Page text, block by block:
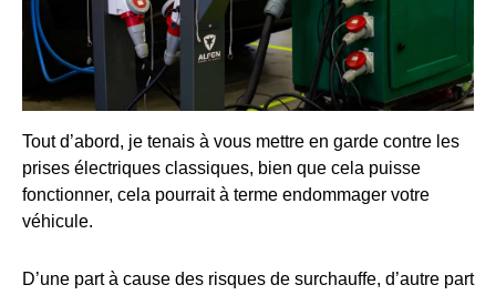
Tout d’abord, je tenais à vous mettre en garde contre les
prises électriques classiques, bien que cela puisse
fonctionner, cela pourrait à terme endommager votre
véhicule.
D’une part à cause des risques de surchauffe, d’autre part